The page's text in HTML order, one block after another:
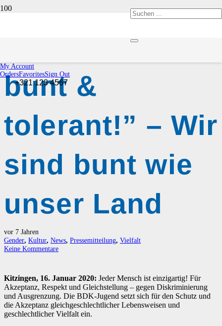
My Account
OrdersFavoritesSign Out
+321 123 4567
„Sei Konfetti –
bunt &
tolerant!” – Wir
sind bunt wie
unser Land
vor 7 Jahren
Gender, Kultur, News, Pressemitteilung, Vielfalt
Keine Kommentare
Kitzingen, 16. Januar 2020: Jeder Mensch ist einzigartig! Für
Akzeptanz, Respekt und Gleichstellung – gegen Diskriminierung
und Ausgrenzung. Die BDK-Jugend setzt sich für den Schutz und
die Akzeptanz gleichgeschlechtlicher Lebensweisen und
geschlechtlicher Vielfalt ein.